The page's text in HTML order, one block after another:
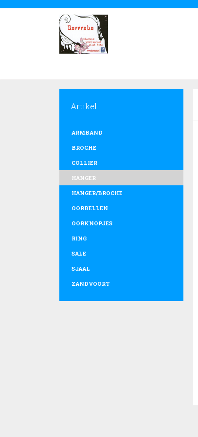
Artikel
ARMBAND
BROCHE
COLLIER
HANGER
HANGER/BROCHE
OORBELLEN
OORKNOPJES
RING
SALE
SJAAL
ZANDVOORT